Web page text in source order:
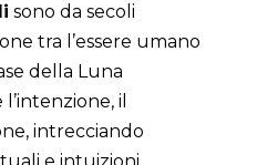
sono da secoli
tra l’essere umano
della Luna
il
intrecciando